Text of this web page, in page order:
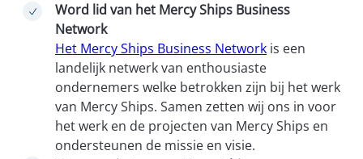
Word lid van het Mercy Ships Business
Network
Het Mercy Ships Business Network is een
landelijk netwerk van enthousiaste
ondernemers welke betrokken zijn bij het werk
van Mercy Ships. Samen zetten wij ons in voor
het werk en de projecten van Mercy Ships en
ondersteunen de missie en visie.